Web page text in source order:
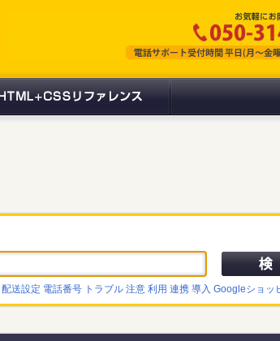
配送設定 電話番号 トラブル 注意 利用 連携 導入 Googleショッ